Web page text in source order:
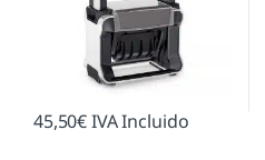
45,50€IVA Incluido